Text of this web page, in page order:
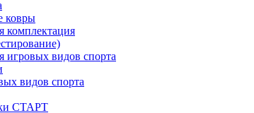
ковры
комплектация
игровых видов спорта
видов спорта
СТАРТ